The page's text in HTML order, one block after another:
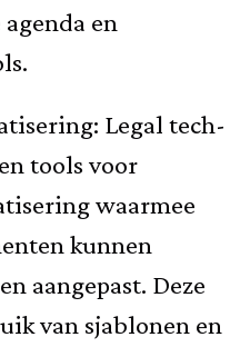
en
Legal tech-
tools voor
waarmee
kunnen
aangepast. Deze
van sjablonen en